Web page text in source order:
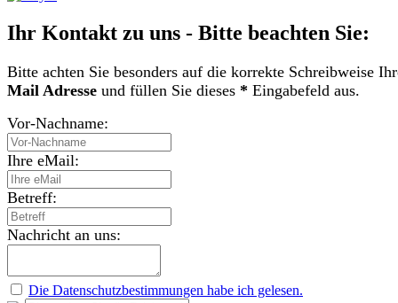
Ihr Kontakt zu uns - Bitte beachten Sie:
Bitte achten Sie besonders auf die korrekte Schreibweise
Mail Adresse und füllen Sie dieses * Eingabefeld aus.
Vor-Nachname:
Ihre eMail:
Betreff:
Nachricht an uns:
Die Datenschutzbestimmungen habe ich gelesen.